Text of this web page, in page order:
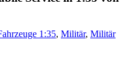
1:35, Militär, Militär